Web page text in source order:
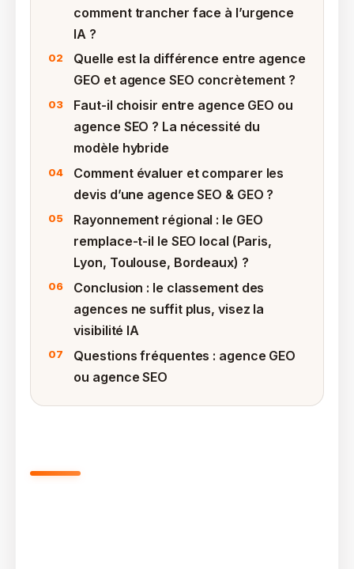
comment trancher face à l’urgence
IA ?
Quelle est la différence entre agence
GEO et agence SEO concrètement ?
Faut-il choisir entre agence GEO ou
agence SEO ? La nécessité du
modèle hybride
Comment évaluer et comparer les
devis d’une agence SEO & GEO ?
Rayonnement régional : le GEO
remplace-t-il le SEO local (Paris,
Lyon, Toulouse, Bordeaux) ?
Conclusion : le classement des
agences ne suffit plus, visez la
visibilité IA
Questions fréquentes : agence GEO
ou agence SEO